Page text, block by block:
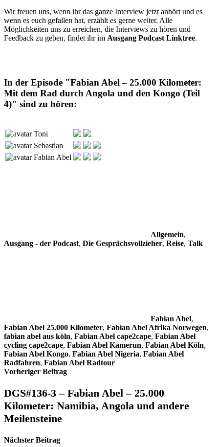
Wir freuen uns, wenn ihr das ganze Interview jetzt anhört und es
wenn es euch gefallen hat, erzählt es gerne weiter. Alle
Möglichkeiten uns zu erreichen, die Interviews zu hören und
Feedback zu geben, findet ihr im Ausgang Podcast Linktree.
In der Episode "Fabian Abel – 25.000 Kilometer:
Mit dem Rad durch Angola und den Kongo (Teil
4)" sind zu hören:
Toni
Sebastian
Fabian Abel
Allgemein,
Ausgang - der Podcast, Die Gesprächsvollzieher, Reise, Talk
Fabian Abel,
Fabian Abel 25.000 Kilometer, Fabian Abel Afrika Norwegen,
fabian abel aus köln, Fabian Abel cape2cape, Fabian Abel
cycling cape2cape, Fabian Abel Kamerun, Fabian Abel Köln,
Fabian Abel Kongo, Fabian Abel Nigeria, Fabian Abel
Radfahren, Fabian Abel Radtour
Beitragsnavigation
Vorheriger Beitrag
DGS#136-3 – Fabian Abel – 25.000
Kilometer: Namibia, Angola und andere
Meilensteine
Nächster Beitrag